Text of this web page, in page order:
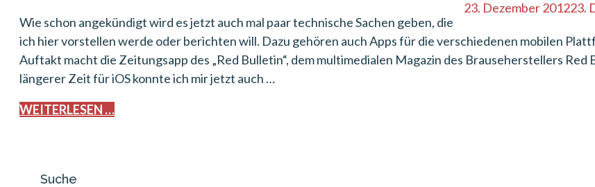
23. Dezember 201223.
Wie schon angekündigt wird es jetzt auch mal paar technische Sachen geben, die
ich hier vorstellen werde oder berichten will. Dazu gehören auch Apps für die verschiedenen mobilen
Auftakt macht die Zeitungsapp des „Red Bulletin“, dem multimedialen Magazin des Brauseherstellers Red
längerer Zeit für iOS konnte ich mir jetzt auch …
WEITERLESEN …
Suche